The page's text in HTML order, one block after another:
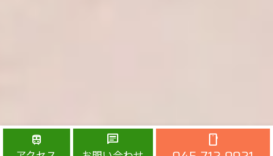
train chat smartphone